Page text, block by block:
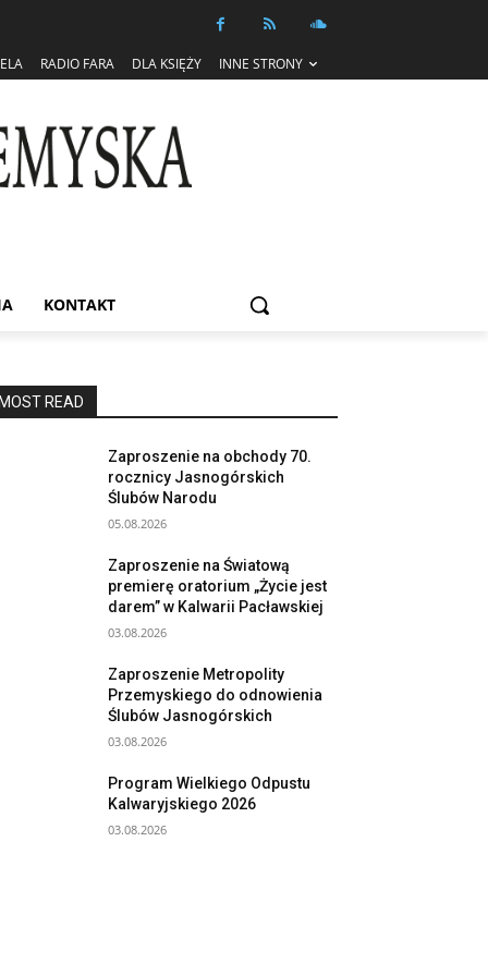
RADIO FARA DLA KSIĘŻY INNE STRONY
KONTAKT
MOST READ
Zaproszenie na obchody 70.
rocznicy Jasnogórskich
Ślubów Narodu
05.08.2026
Zaproszenie na Światową
premierę oratorium „Życie jest
darem” w Kalwarii Pacławskiej
03.08.2026
Zaproszenie Metropolity
Przemyskiego do odnowienia
Ślubów Jasnogórskich
03.08.2026
Program Wielkiego Odpustu
Kalwaryjskiego 2026
03.08.2026